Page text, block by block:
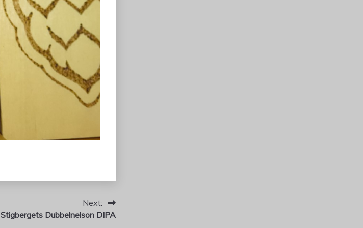
Next:
Stigbergets Dubbelnelson DIPA